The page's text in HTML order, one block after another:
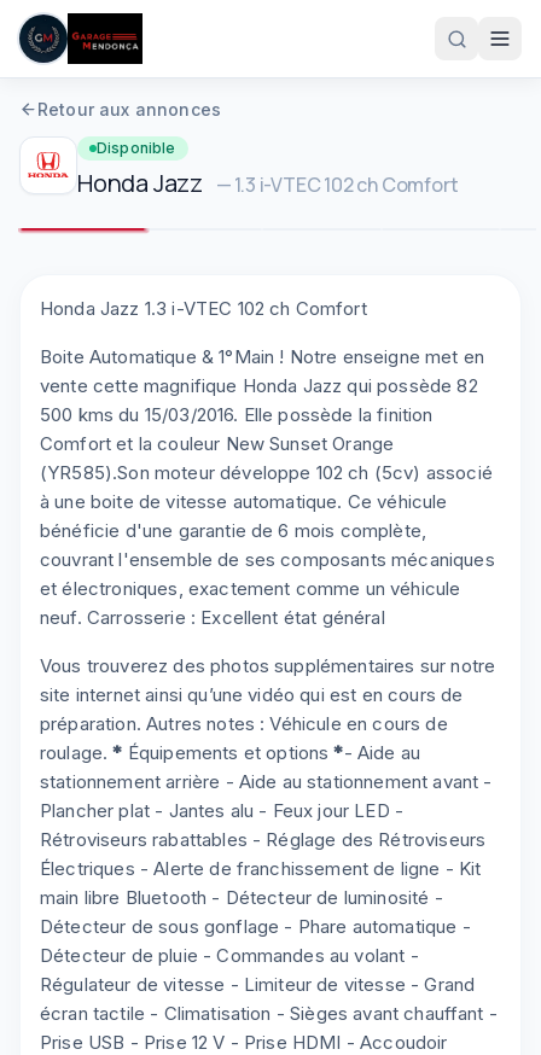
Aller au contenu principal
05 61 83 78 05
Retour aux annonces
Disponible
HondaJazz —1.3 i-VTEC 102 ch Comfort
Plein écran
Honda Jazz 1.3 i-VTEC 102 ch Comfort
Boite Automatique & 1°Main ! Notre enseigne met en
vente cette magnifique Honda Jazz qui possède 82
500 kms du 15/03/2016. Elle possède la finition
Comfort et la couleur New Sunset Orange
(YR585).Son moteur développe 102 ch (5cv) associé
à une boite de vitesse automatique. Ce véhicule
bénéficie d'une garantie de 6 mois complète,
couvrant l'ensemble de ses composants mécaniques
et électroniques, exactement comme un véhicule
neuf. Carrosserie : Excellent état général
Vous trouverez des photos supplémentaires sur notre
site internet ainsi qu’une vidéo qui est en cours de
préparation. Autres notes : Véhicule en cours de
roulage.* Équipements et options*- Aide au
stationnement arrière - Aide au stationnement avant -
Plancher plat - Jantes alu - Feux jour LED -
Rétroviseurs rabattables - Réglage des Rétroviseurs
Électriques - Alerte de franchissement de ligne - Kit
main libre Bluetooth - Détecteur de luminosité -
Détecteur de sous gonflage - Phare automatique -
Détecteur de pluie - Commandes au volant -
Régulateur de vitesse - Limiteur de vitesse - Grand
écran tactile - Climatisation - Sièges avant chauffant -
Prise USB - Prise 12 V - Prise HDMI - Accoudoir